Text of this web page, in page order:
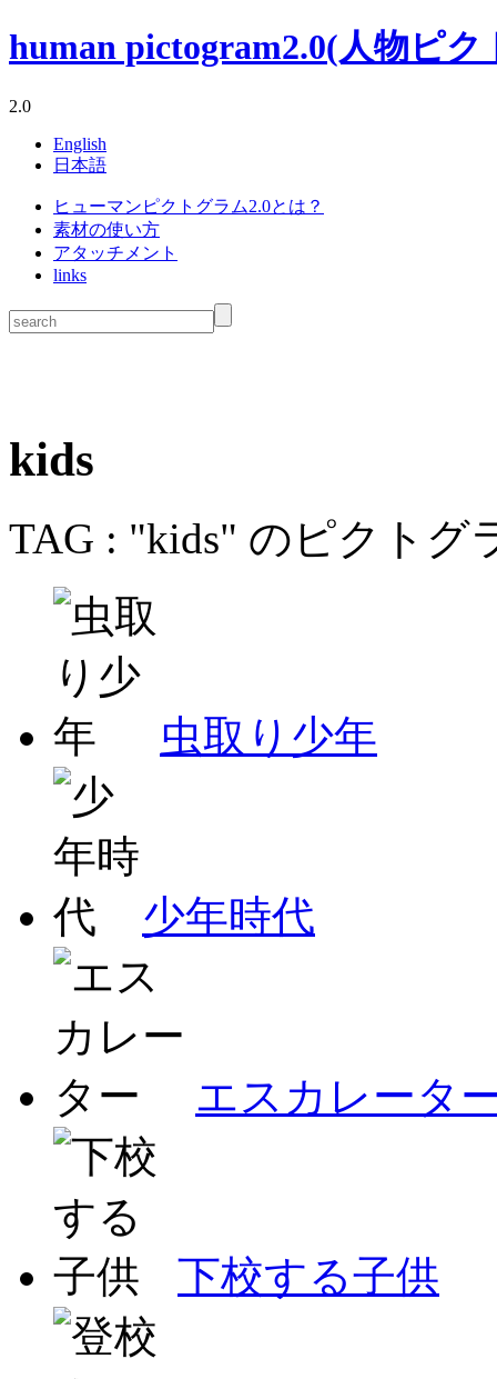
human pictogram2.0(人物ピ
2.0
English
日本語
ヒューマンピクトグラム2.0とは？
素材の使い方
アタッチメント
links
kids
TAG : "kids" のピクトグ
虫取り少年
少年時代
エスカレータ
下校する子供